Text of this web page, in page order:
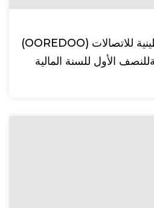
موبايل الوطنية الفلسطينية للاتصالات (OOREDOO)
الأول للسنة المالية